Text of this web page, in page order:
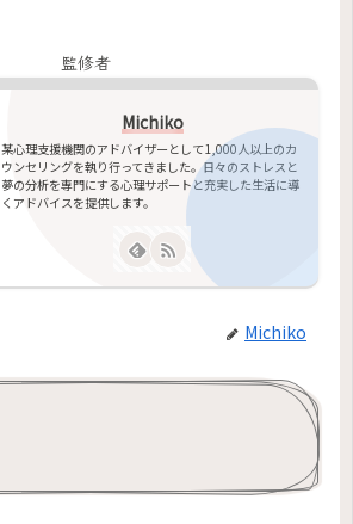
監修者
Michiko
某心理支援機関のアドバイザーとして1,000人以上のカ
ウンセリングを執り行ってきました。日々のストレスと
夢の分析を専門にする心理サポートと充実した生活に導
くアドバイスを提供します。
Michiko